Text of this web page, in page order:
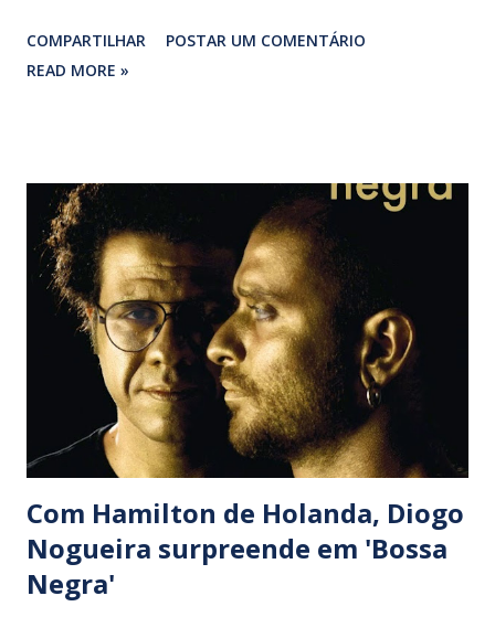
Alves, Ramirez, Carlos Jr./ Alex Almeida), ‘Ogum chorou
que chorou’ (Arlindo Cruz) e ‘Eh, eh’ (Djavan/ Zeca
Guedes felizmente foram mantidas. ‘Tanto que aprendi e
amor’ e ‘Sete véus’ são números menos óbvios, em que a
voz potente de Alcione arrepia os mais atentos. Para a
eterna alegria da maioria, Marrom enfileirou sucessos
românticos como ‘Pior é que eu gosto’ (Isolda), ‘Mulher
ideal’ (Michael Sullivan/ Carlos Colla) e ‘Você me vira a
cabeça’ (Chico Roque/ Paulo Sérgio Valle), além é claro, da
matadora ‘A loba’ (Paulinho Rezende/ Juninho Peralva), ...
COMPARTILHAR
POSTAR UM COMENTÁRIO
READ MORE »
Com Hamilton de Holanda, Diogo
Nogueira surpreende em 'Bossa
Negra'